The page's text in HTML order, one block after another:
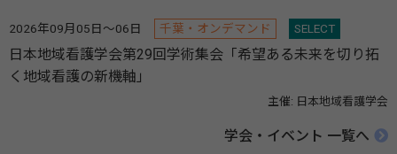
2026年09月05日～06日 千葉・オンデマンド SELECT
日本地域看護学会第29回学術集会「希望ある未来を切り拓
く地域看護の新機軸」
主催: 日本地域看護学会
学会・イベント 一覧へ